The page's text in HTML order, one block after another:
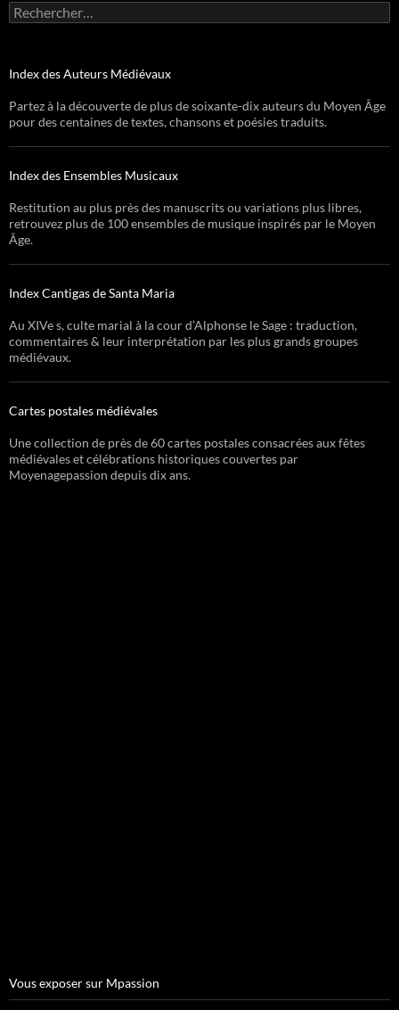
Rechercher :
Index des Auteurs Médiévaux
Partez à la découverte de plus de soixante-dix auteurs du Moyen Âge
pour des centaines de textes, chansons et poésies traduits.
Index des Ensembles Musicaux
Restitution au plus près des manuscrits ou variations plus libres,
retrouvez plus de 100 ensembles de musique inspirés par le Moyen
Âge.
Index Cantigas de Santa Maria
Au XIVe s, culte marial à la cour d’Alphonse le Sage : traduction,
commentaires & leur interprétation par les plus grands groupes
médiévaux.
Cartes postales médiévales
Une collection de près de 60 cartes postales consacrées aux fêtes
médiévales et célébrations historiques couvertes par
Moyenagepassion depuis dix ans.
Vous exposer sur Mpassion